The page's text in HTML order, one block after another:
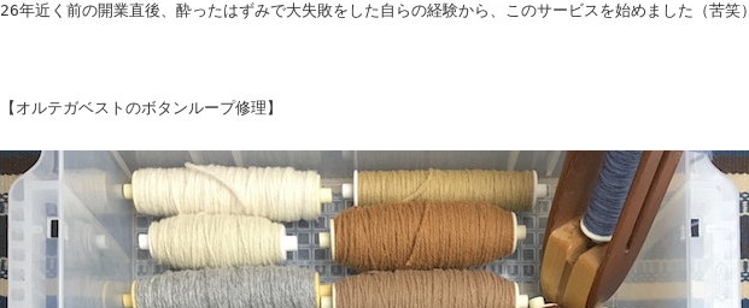
26年近く前の開業直後、酔ったはずみで大失敗をした自らの経験から、このサービスを始めました（苦笑）
【オルテガベストのボタンループ修理】